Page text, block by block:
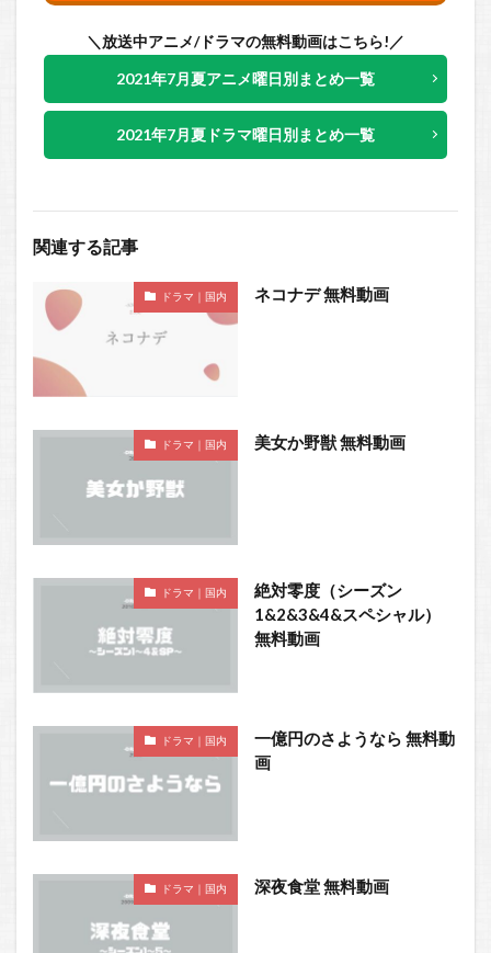
＼放送中アニメ/ドラマの無料動画はこちら!／
2021年7月夏アニメ曜日別まとめ一覧
2021年7月夏ドラマ曜日別まとめ一覧
関連する記事
ドラマ｜国内 ネコナデ 無料動画
ドラマ｜国内 美女か野獣 無料動画
ドラマ｜国内
絶対零度（シーズン
1&2&3&4&スペシャル）
無料動画
ドラマ｜国内
一億円のさようなら 無料動
画
ドラマ｜国内 深夜食堂 無料動画